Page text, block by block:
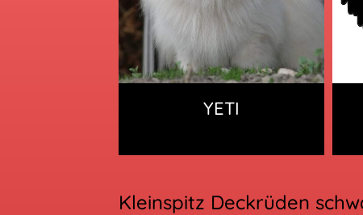
YETI
Kleinspitz Deckrüden